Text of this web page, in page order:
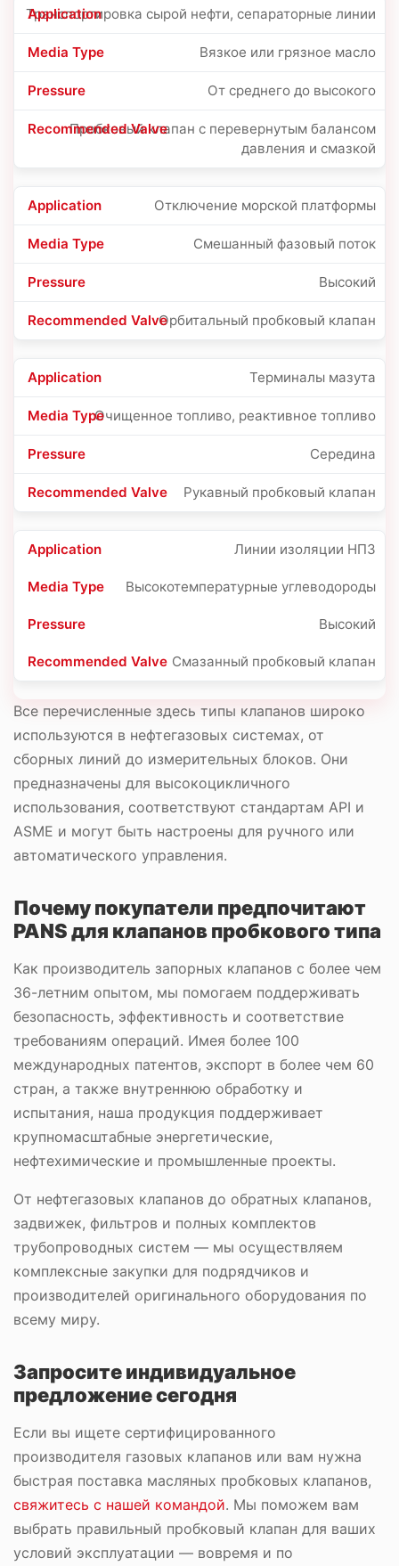
Транспортировка сырой нефти, сепараторные линии
Вязкое или грязное масло
От среднего до высокого
Пробковый клапан с перевернутым балансом
давления и смазкой
Отключение морской платформы
Смешанный фазовый поток
Высокий
Орбитальный пробковый клапан
Терминалы мазута
Очищенное топливо, реактивное топливо
Середина
Рукавный пробковый клапан
Линии изоляции НПЗ
Высокотемпературные углеводороды
Высокий
Смазанный пробковый клапан
Все перечисленные здесь типы клапанов широко
используются в нефтегазовых системах, от
сборных линий до измерительных блоков. Они
предназначены для высокоцикличного
использования, соответствуют стандартам API и
ASME и могут быть настроены для ручного или
автоматического управления.
Почему покупатели предпочитают
PANS для клапанов пробкового типа
Как производитель запорных клапанов с более чем
36-летним опытом, мы помогаем поддерживать
безопасность, эффективность и соответствие
требованиям операций. Имея более 100
международных патентов, экспорт в более чем 60
стран, а также внутреннюю обработку и
испытания, наша продукция поддерживает
крупномасштабные энергетические,
нефтехимические и промышленные проекты.
От нефтегазовых клапанов до обратных клапанов,
задвижек, фильтров и полных комплектов
трубопроводных систем — мы осуществляем
комплексные закупки для подрядчиков и
производителей оригинального оборудования по
всему миру.
Запросите индивидуальное
предложение сегодня
Если вы ищете сертифицированного
производителя газовых клапанов или вам нужна
быстрая поставка масляных пробковых клапанов,
свяжитесь с нашей командой. Мы поможем вам
выбрать правильный пробковый клапан для ваших
условий эксплуатации — вовремя и по